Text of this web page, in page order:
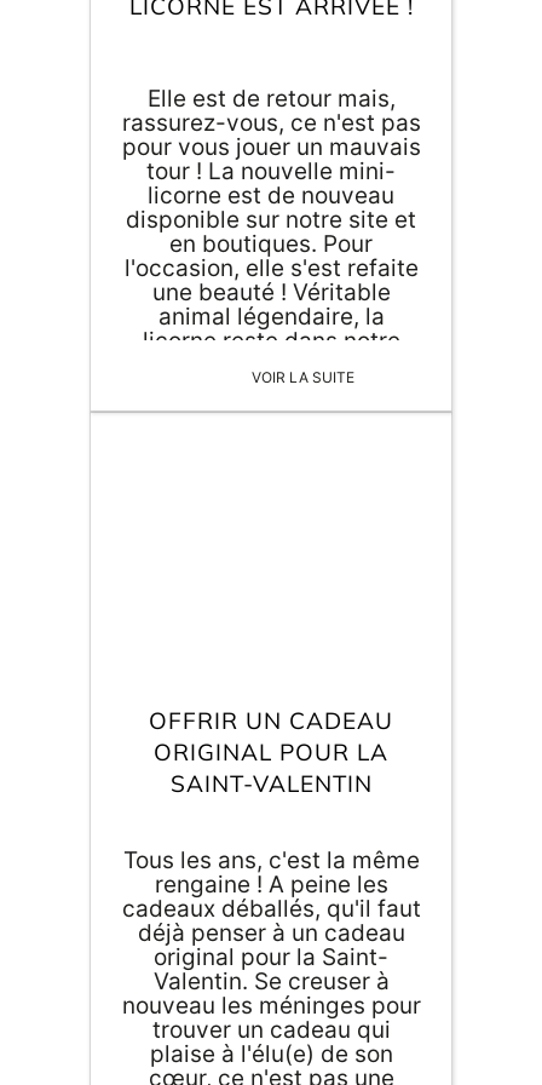
LICORNE EST ARRIVÉE !
Elle est de retour mais,
rassurez-vous, ce n'est pas
pour vous jouer un mauvais
tour ! La nouvelle mini-
licorne est de nouveau
disponible sur notre site et
en boutiques. Pour
l'occasion, elle s'est refaite
une beauté ! Véritable
animal légendaire, la
licorne reste dans notre
imaginaire un animal d'une
élégance sans égal.
Découvrez dès maintenant
VOIR LA SUITE
OFFRIR UN CADEAU
ORIGINAL POUR LA
SAINT-VALENTIN
Tous les ans, c'est la même
rengaine ! A peine les
cadeaux déballés, qu'il faut
déjà penser à un cadeau
original pour la Saint-
Valentin. Se creuser à
nouveau les méninges pour
trouver un cadeau qui
plaise à l'élu(e) de son
cœur, ce n'est pas une
FAMILLE & ENFANTS
PAPETERIE
IDÉES CADEAUX
OBJETS PERSONNALISÉS